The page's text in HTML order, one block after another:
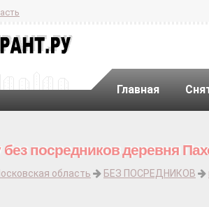
Главная
без посредников деревня
область БЕЗ ПОСРЕДНИКОВ